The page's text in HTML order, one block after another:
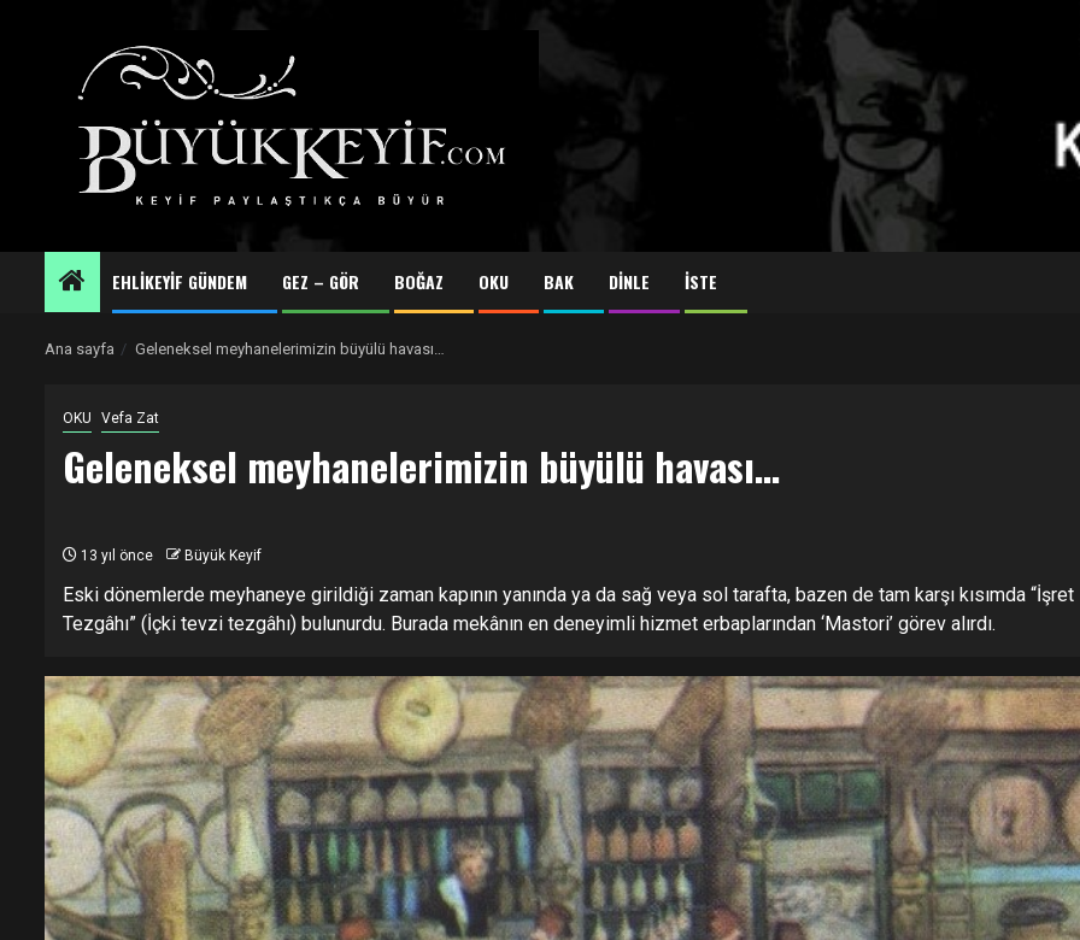
EHLİKEYİF GÜNDEM GEZ – GÖR BOĞAZ OKU BAK DİNLE İSTE
Ana sayfa Geleneksel meyhanelerimizin büyülü havası…
OKU Vefa Zat
Geleneksel meyhanelerimizin büyülü havası…
13 yıl önce Büyük Keyif
Eski dönemlerde meyhaneye girildiği zaman kapının yanında ya da sağ veya sol tarafta, bazen de tam karşı kısımda “İşret
Tezgâhı” (İçki tevzi tezgâhı) bulunurdu. Burada mekânın en deneyimli hizmet erbaplarından ‘Mastori’ görev alırdı.